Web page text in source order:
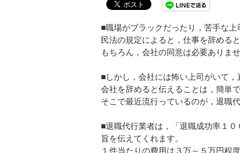
■職場がブラックだったり，苦手な
民法の規定によると，仕事を辞める
もちろん，会社の同意は必要ありませ
■しかし，会社には怖い上司がいて
会社を辞めると伝えることは，簡単で
そこで最近流行っているのが，退職代
■退職代行業者は，「退職成功率１
旨を伝えてくれます。
１件当たりの費用は３万～５万円程度